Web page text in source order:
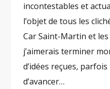
incontestables et
l’objet de tous les
Car Saint-Martin et
j’aimerais terminer
d’idées reçues,
d’avancer…